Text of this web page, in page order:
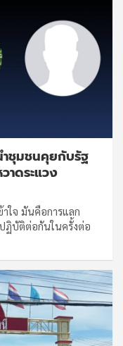
ำชุมชนคุยกับรัฐ
าดระแวง
ใจ มันคือการแลก
ฏิบัติต่อกันในครั้งต่อ